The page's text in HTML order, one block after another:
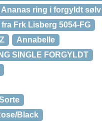
ring i forgyldt sølv
Frk Lisberg 5054-FG
Annabelle
SINGLE FORGYLDT
Black